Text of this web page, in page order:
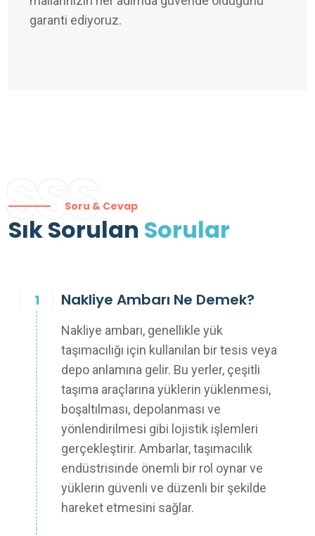
garanti ediyoruz.
SSSSoru & Cevap
Sık Sorulan Sorular
Nakliye Ambarı Ne Demek?
Nakliye ambarı, genellikle yük
taşımacılığı için kullanılan bir tesis veya
depo anlamına gelir. Bu yerler, çeşitli
taşıma araçlarına yüklerin yüklenmesi,
boşaltılması, depolanması ve
yönlendirilmesi gibi lojistik işlemleri
gerçekleştirir. Ambarlar, taşımacılık
endüstrisinde önemli bir rol oynar ve
yüklerin güvenli ve düzenli bir şekilde
hareket etmesini sağlar.